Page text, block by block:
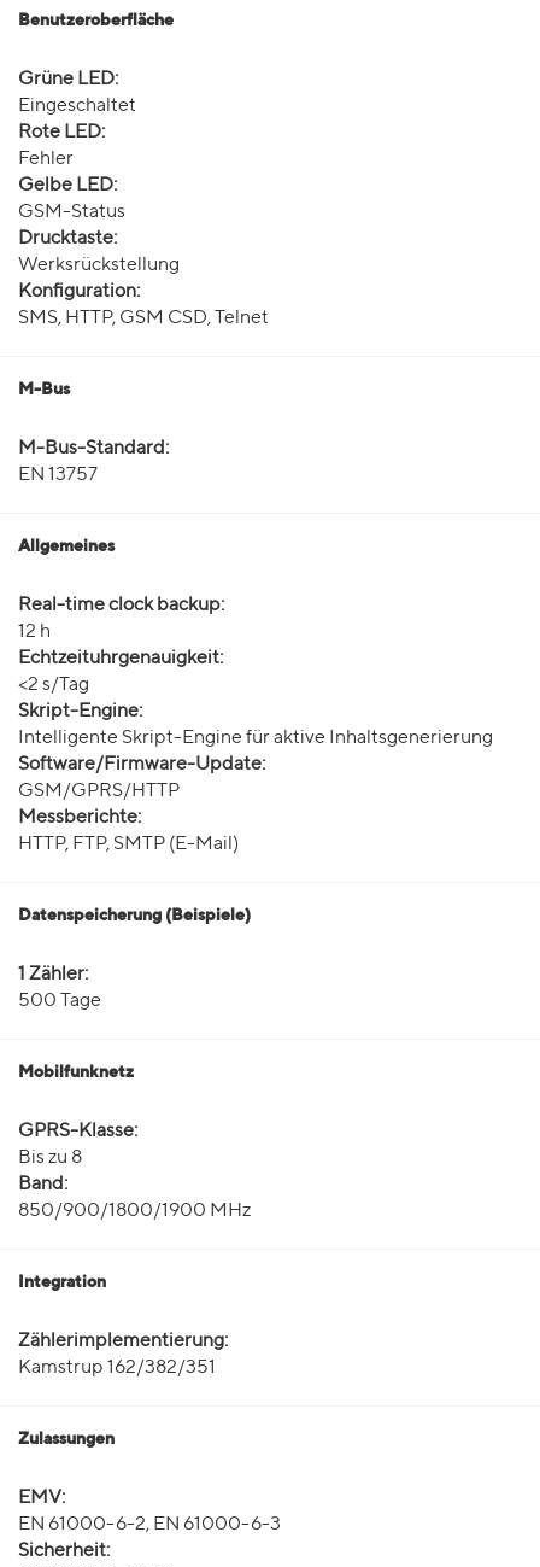
Benutzeroberfläche
Grüne LED:
Eingeschaltet
Rote LED:
Fehler
Gelbe LED:
GSM-Status
Drucktaste:
Werksrückstellung
Konfiguration:
SMS, HTTP, GSM CSD, Telnet
M-Bus
M-Bus-Standard:
EN 13757
Allgemeines
Real-time clock backup:
12 h
Echtzeituhrgenauigkeit:
<2 s/Tag
Skript-Engine:
Intelligente Skript-Engine für aktive Inhaltsgenerierung
Software/Firmware-Update:
GSM/GPRS/HTTP
Messberichte:
HTTP, FTP, SMTP (E-Mail)
Datenspeicherung (Beispiele)
1 Zähler:
500 Tage
Mobilfunknetz
GPRS-Klasse:
Bis zu 8
Band:
850/900/1800/1900 MHz
Integration
Zählerimplementierung:
Kamstrup 162/382/351
Zulassungen
EMV:
EN 61000-6-2, EN 61000-6-3
Sicherheit: